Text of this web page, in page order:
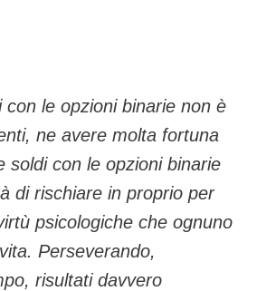
le opzioni binarie non è
ne avere molta fortuna
soldi con le opzioni binarie
di rischiare in proprio per
psicologiche che ognuno
Perseverando,
risultati davvero